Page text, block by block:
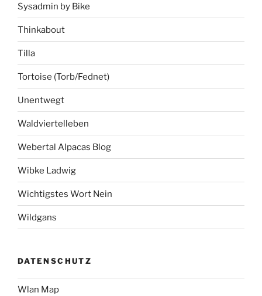
Sysadmin by Bike
Thinkabout
Tilla
Tortoise (Torb/Fednet)
Unentwegt
Waldviertelleben
Webertal Alpacas Blog
Wibke Ladwig
Wichtigstes Wort Nein
Wildgans
DATENSCHUTZ
Wlan Map